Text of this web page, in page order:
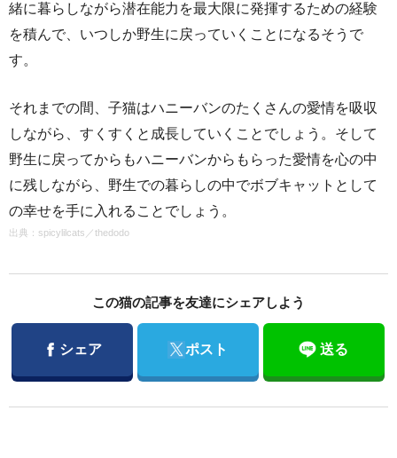
緒に暮らしながら潜在能力を最大限に発揮するための経験
を積んで、いつしか野生に戻っていくことになるそうで
す。
それまでの間、子猫はハニーバンのたくさんの愛情を吸収
しながら、すくすくと成長していくことでしょう。そして
野生に戻ってからもハニーバンからもらった愛情を心の中
に残しながら、野生での暮らしの中でボブキャットとして
の幸せを手に入れることでしょう。
出典： spicylilcats ／thedodo
この猫の記事を友達にシェアしよう
Facebook
シェア Twitter
ポスト 送る